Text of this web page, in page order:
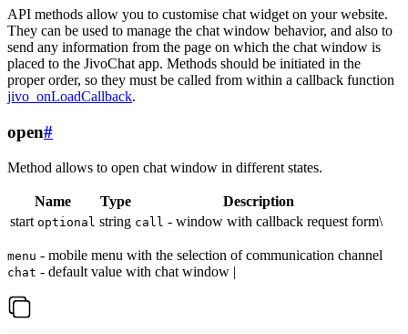
API methods allow you to customise chat widget on your website.
They can be used to manage the chat window behavior, and also to
send any information from the page on which the chat window is
placed to the JivoChat app. Methods should be initiated in the
proper order, so they must be called from within a callback function
jivo_onLoadCallback.
open#
Method allows to open chat window in different states.
Name Type
Description
start optional string call - window with callback request form\
menu - mobile menu with the selection of communication channel
chat - default value with chat window |